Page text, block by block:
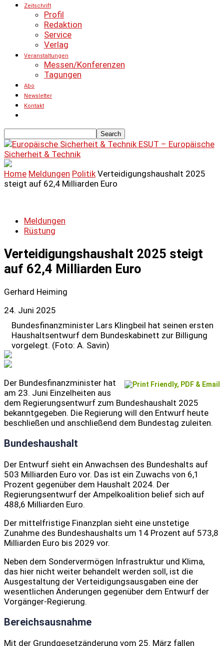
Zeitschrift
Profil
Redaktion
Service
Verlag
Veranstaltungen
Messen/Konferenzen
Tagungen
Abo
Newsletter
Kontakt
ESUT – Europäische
Sicherheit & Technik
Home Meldungen Politik Verteidigungshaushalt 2025
steigt auf 62,4 Milliarden Euro
Meldungen
Rüstung
Verteidigungshaushalt 2025 steigt
auf 62,4 Milliarden Euro
Gerhard Heiming
24. Juni 2025
Bundesfinanzminister Lars Klingbeil hat seinen ersten
Haushaltsentwurf dem Bundeskabinett zur Billigung
vorgelegt. (Foto: A. Savin)
Der Bundesfinanzminister hat
am 23. Juni Einzelheiten aus
dem Regierungsentwurf zum Bundeshaushalt 2025
bekanntgegeben. Die Regierung will den Entwurf heute
beschließen und anschließend dem Bundestag zuleiten.
Bundeshaushalt
Der Entwurf sieht ein Anwachsen des Bundeshalts auf
503 Milliarden Euro vor. Das ist ein Zuwachs von 6,1
Prozent gegenüber dem Haushalt 2024. Der
Regierungsentwurf der Ampelkoalition belief sich auf
488,6 Milliarden Euro.
Der mittelfristige Finanzplan sieht eine unstetige
Zunahme des Bundeshaushalts um 14 Prozent auf 573,8
Milliarden Euro bis 2029 vor.
Neben dem Sondervermögen Infrastruktur und Klima,
das hier nicht weiter behandelt werden soll, ist die
Ausgestaltung der Verteidigungsausgaben eine der
wesentlichen Änderungen gegenüber dem Entwurf der
Vorgänger-Regierung.
Bereichsausnahme
Mit der Grundgesetzänderung vom 25. März fallen